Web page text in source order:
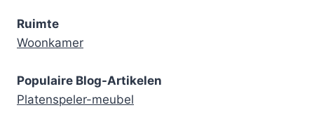
Ruimte
Woonkamer
Populaire Blog-Artikelen
Platenspeler-meubel